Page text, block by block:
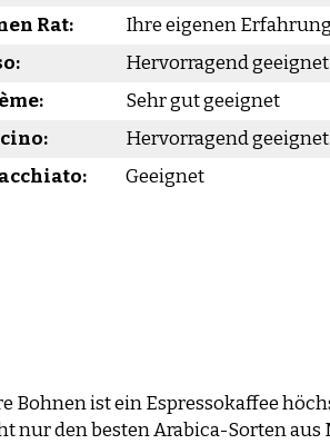
Rat:
Ihre eigenen
Hervorragend geeignet
Sehr gut geeignet
Hervorragend geeignet
Geeignet
Bohnen ist ein Espressokaffee
nur den besten Arabica-Sorten